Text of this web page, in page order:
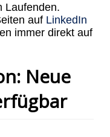
Laufenden.
auf LinkedIn
immer direkt auf
Neue